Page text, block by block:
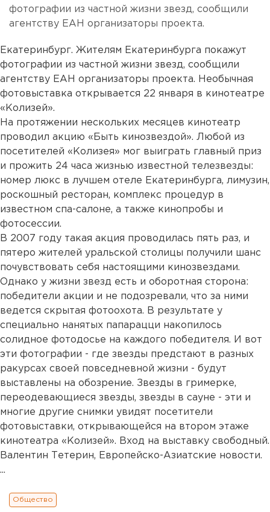
фотографии из частной жизни звезд, сообщили
агентству ЕАН организаторы проекта.
Екатеринбург. Жителям Екатеринбурга покажут
фотографии из частной жизни звезд, сообщили
агентству ЕАН организаторы проекта. Необычная
фотовыставка открывается 22 января в кинотеатре
«Колизей».
На протяжении нескольких месяцев кинотеатр
проводил акцию «Быть кинозвездой». Любой из
посетителей «Колизея» мог выиграть главный приз
и прожить 24 часа жизнью известной телезвезды:
номер люкс в лучшем отеле Екатеринбурга, лимузин,
роскошный ресторан, комплекс процедур в
известном спа-салоне, а также кинопробы и
фотосессии.
В 2007 году такая акция проводилась пять раз, и
пятеро жителей уральской столицы получили шанс
почувствовать себя настоящими кинозвездами.
Однако у жизни звезд есть и оборотная сторона:
победители акции и не подозревали, что за ними
ведется скрытая фотоохота. В результате у
специально нанятых папарацци накопилось
солидное фотодосье на каждого победителя. И вот
эти фотографии - где звезды предстают в разных
ракурсах своей повседневной жизни - будут
выставлены на обозрение. Звезды в гримерке,
переодевающиеся звезды, звезды в сауне - эти и
многие другие снимки увидят посетители
фотовыставки, открывающейся на втором этаже
кинотеатра «Колизей». Вход на выставку свободный.
Валентин Тетерин, Европейско-Азиатские новости.
...
Общество